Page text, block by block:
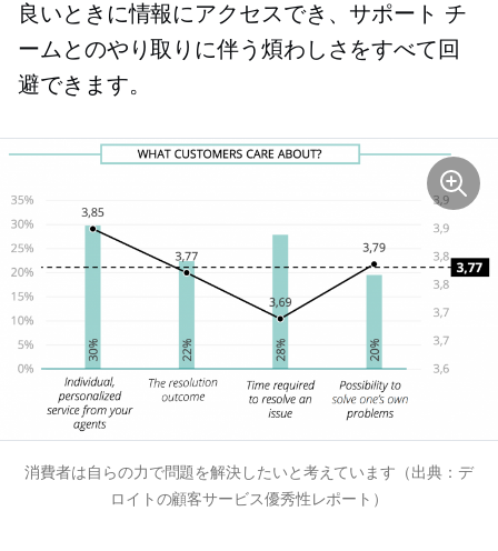
良いときに情報にアクセスでき、サポート チ
ームとのやり取りに伴う煩わしさをすべて回
避できます。
消費者は自らの力で問題を解決したいと考えています（出典：デ
ロイトの顧客サービス優秀性レポート）